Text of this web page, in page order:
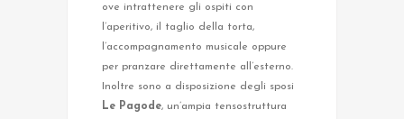
ove intrattenere gli ospiti con
l’aperitivo, il taglio della torta,
l’accompagnamento musicale oppure
per pranzare direttamente all’esterno.
Inoltre sono a disposizione degli sposi
Le Pagode, un’ampia tensostruttura